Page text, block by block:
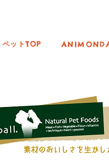
ペットTOP